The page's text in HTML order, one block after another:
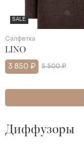
SALE
Салфетка
LINO
3 850 ₽ 5 500 ₽
Диффузоры